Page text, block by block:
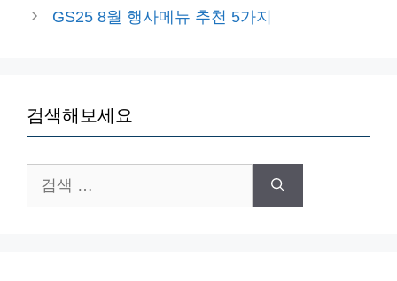
GS25 8월 행사메뉴 추천 5가지
검색해보세요
색: